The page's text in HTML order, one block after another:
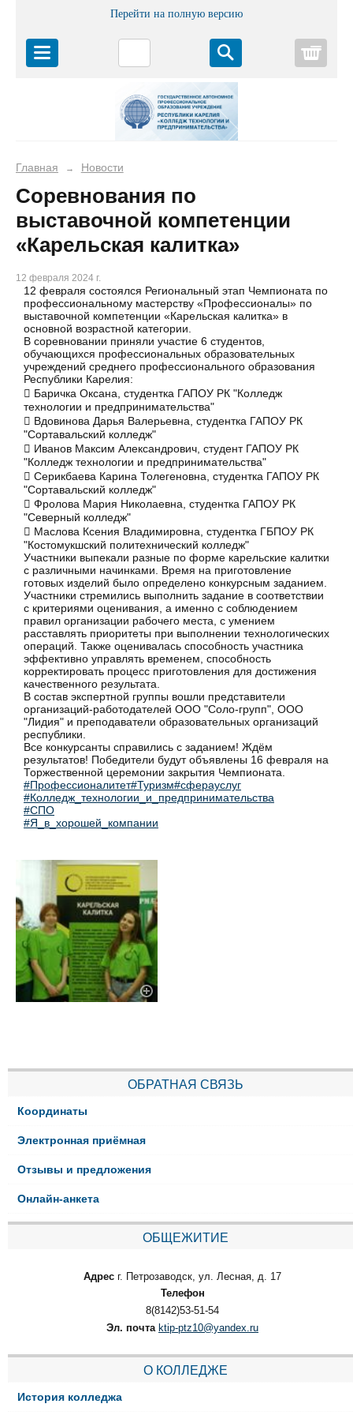
Перейти на полную версию
Главная → Новости
Соревнования по
выставочной компетенции
«Карельская калитка»
12 февраля 2024 г.
12 февраля состоялся Региональный этап Чемпионата по
профессиональному мастерству «Профессионалы» по
выставочной компетенции «Карельская калитка» в
основной возрастной категории.
В соревновании приняли участие 6 студентов,
обучающихся профессиональных образовательных
учреждений среднего профессионального образования
Республики Карелия:
 Баричка Оксана, студентка ГАПОУ РК "Колледж
технологии и предпринимательства"
 Вдовинова Дарья Валерьевна, студентка ГАПОУ РК
"Сортавальский колледж"
 Иванов Максим Александрович, студент ГАПОУ РК
"Колледж технологии и предпринимательства"
 Серикбаева Карина Толегеновна, студентка ГАПОУ РК
"Сортавальский колледж"
 Фролова Мария Николаевна, студентка ГАПОУ РК
"Северный колледж"
 Маслова Ксения Владимировна, студентка ГБПОУ РК
"Костомукшский политехнический колледж"
Участники выпекали разные по форме карельские калитки
с различными начинками. Время на приготовление
готовых изделий было определено конкурсным заданием.
Участники стремились выполнить задание в соответствии
с критериями оценивания, а именно с соблюдением
правил организации рабочего места, с умением
расставлять приоритеты при выполнении технологических
операций. Также оценивалась способность участника
эффективно управлять временем, способность
корректировать процесс приготовления для достижения
качественного результата.
В состав экспертной группы вошли представители
организаций-работодателей ООО "Соло-групп", ООО
"Лидия" и преподаватели образовательных организаций
республики.
Все конкурсанты справились с заданием! Ждём
результатов! Победители будут объявлены 16 февраля на
Торжественной церемонии закрытия Чемпионата.
#Профессионалитет#Туризм#сферауслуг
#Колледж_технологии_и_предпринимательства
#СПО
#Я_в_хорошей_компании
ОБРАТНАЯ СВЯЗЬ
Координаты
Электронная приёмная
Отзывы и предложения
Онлайн-анкета
ОБЩЕЖИТИЕ
Адрес г. Петрозаводск, ул. Лесная, д. 17
Телефон
8(8142)53-51-54
Эл. почта ktip-ptz10@yandex.ru
О КОЛЛЕДЖЕ
История колледжа